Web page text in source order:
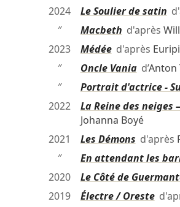
2024
Le Soulier de satin
″
Macbeth d'après
2023
Médéed'après
″
Oncle Vaniad’Anton
″
Portrait d'actrice -
2022
La Reine des neiges
Johanna Boyé
2021
Les Démons d'après
″
En attendant les
2020
Le Côté de
2019
Électre / Oreste